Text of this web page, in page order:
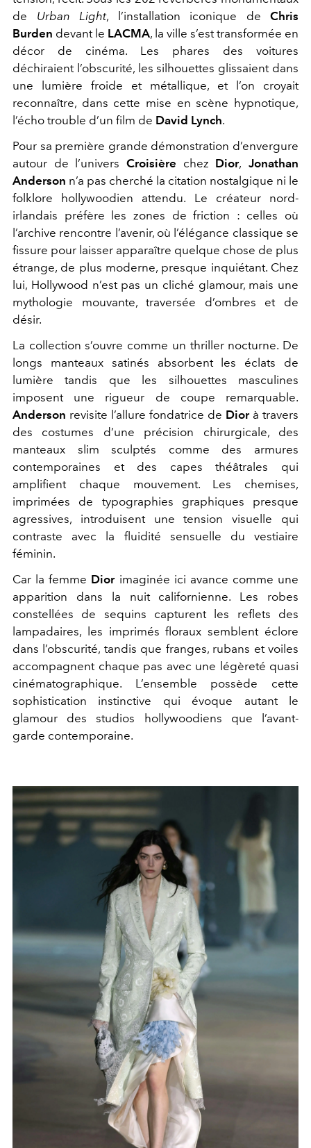
de Urban Light, l’installation iconique de Chris
Burden devant le LACMA, la ville s’est transformée en
décor de cinéma. Les phares des voitures
déchiraient l’obscurité, les silhouettes glissaient dans
une lumière froide et métallique, et l’on croyait
reconnaître, dans cette mise en scène hypnotique,
l’écho trouble d’un film de David Lynch.
Pour sa première grande démonstration d’envergure
autour de l’univers Croisière chez Dior, Jonathan
Anderson n’a pas cherché la citation nostalgique ni le
folklore hollywoodien attendu. Le créateur nord-
irlandais préfère les zones de friction : celles où
l’archive rencontre l’avenir, où l’élégance classique se
fissure pour laisser apparaître quelque chose de plus
étrange, de plus moderne, presque inquiétant. Chez
lui, Hollywood n’est pas un cliché glamour, mais une
mythologie mouvante, traversée d’ombres et de
désir.
La collection s’ouvre comme un thriller nocturne. De
longs manteaux satinés absorbent les éclats de
lumière tandis que les silhouettes masculines
imposent une rigueur de coupe remarquable.
Anderson revisite l’allure fondatrice de Diorà travers
des costumes d’une précision chirurgicale, des
manteaux slim sculptés comme des armures
contemporaines et des capes théâtrales qui
amplifient chaque mouvement. Les chemises,
imprimées de typographies graphiques presque
agressives, introduisent une tension visuelle qui
contraste avec la fluidité sensuelle du vestiaire
féminin.
Car la femme Diorimaginée ici avance comme une
apparition dans la nuit californienne. Les robes
constellées de sequins capturent les reflets des
lampadaires, les imprimés floraux semblent éclore
dans l’obscurité, tandis que franges, rubans et voiles
accompagnent chaque pas avec une légèreté quasi
cinématographique. L’ensemble possède cette
sophistication instinctive qui évoque autant le
glamour des studios hollywoodiens que l’avant-
garde contemporaine.